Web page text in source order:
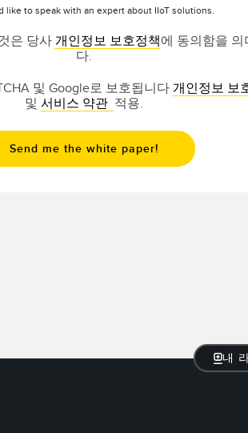
like to speak with an expert about IIoT solutions.
은 당사 개인정보 보호정책에 동의함을 의
다.
및 Google로 보호됩니다 개인정보 보
및 서비스 약관 적용.
내